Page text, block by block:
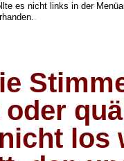
es nicht links in der
.
los